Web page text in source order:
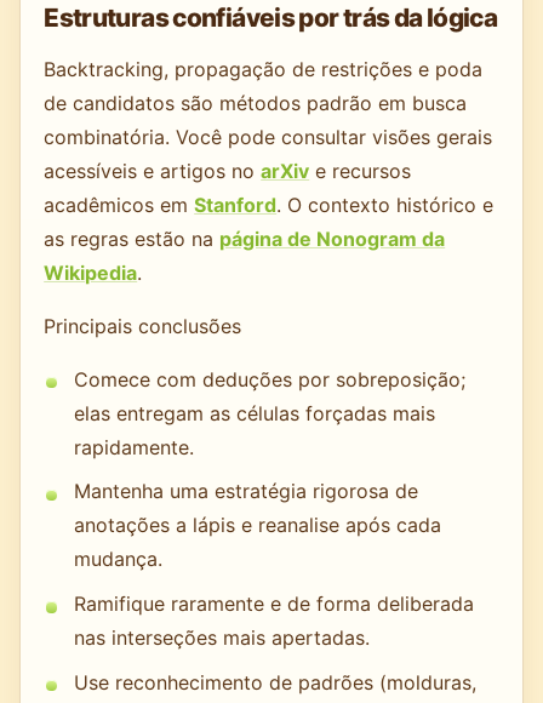
Estruturas confiáveis por trás da lógica
Backtracking, propagação de restrições e poda
de candidatos são métodos padrão em busca
combinatória. Você pode consultar visões gerais
acessíveis e artigos noarXiv e recursos
acadêmicos emStanford. O contexto histórico e
as regras estão na página de Nonogram da
Wikipedia.
Principais conclusões
Comece com deduções por sobreposição;
elas entregam as células forçadas mais
rapidamente.
Mantenha uma estratégia rigorosa de
anotações a lápis e reanalise após cada
mudança.
Ramifique raramente e de forma deliberada
nas interseções mais apertadas.
Use reconhecimento de padrões (molduras,